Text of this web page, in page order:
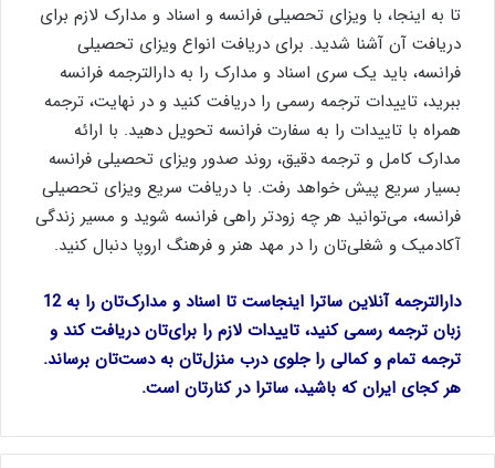
تا به اینجا، با ویزای تحصیلی فرانسه و اسناد و مدارک لازم برای
دریافت آن آشنا شدید. برای دریافت انواع ویزای تحصیلی
فرانسه، باید یک سری اسناد و مدارک را به دارالترجمه فرانسه
ببرید، تاییدات ترجمه رسمی را دریافت کنید و در نهایت، ترجمه
همراه با تاییدات را به سفارت فرانسه تحویل دهید. با ارائه
مدارک کامل و ترجمه دقیق، روند صدور ویزای تحصیلی فرانسه
بسیار سریع پیش خواهد رفت. با دریافت سریع ویزای تحصیلی
فرانسه، می‌توانید هر چه زودتر راهی فرانسه شوید و مسیر زندگی
آکادمیک و شغلی‌تان را در مهد هنر و فرهنگ اروپا دنبال کنید.
دارالترجمه
آنلاین ساترا اینجاست تا اسناد و مدارک‌تان را به 12
زبان ترجمه رسمی کنید، تاییدات لازم را برای‌تان دریافت کند و
ترجمه تمام و کمالی را جلوی درب منزل‌تان به دست‌تان برساند.
هر کجای ایران که باشید، ساترا در کنارتان است.